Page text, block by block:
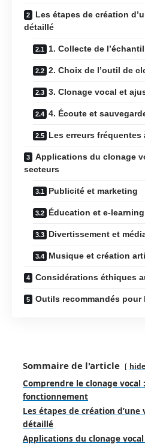
Les étapes de création
détaillé
1. Collecte de
2. Choix de l’outil de
3. Clonage vocal et
4. Écoute et
Les erreurs fréquentes
Applications du clonage
secteurs
Publicité et marketing
Éducation et e-learning
Divertissement et
Musique et création
Considérations éthiques
Outils recommandés pour
Sommaire de l'article hide
Comprendre le clonage
fonctionnement
Les étapes de création
détaillé
Applications du clonage